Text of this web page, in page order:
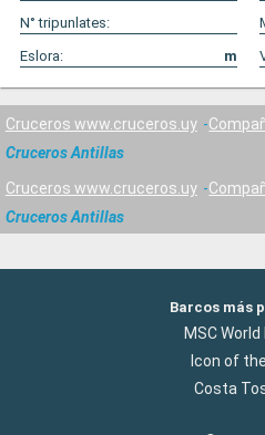
N° tripunlates:
Eslora:
m
Cruceros www.cruceros.uy
Cruceros Antillas
Cruceros www.cruceros.uy
Cruceros Antillas
Barcos más
MSC World
Icon of
Costa